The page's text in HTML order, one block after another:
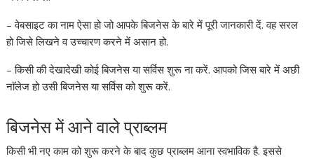
– वेबसाइट का नाम ऐसा हो जो आपके बिजनेस के बारे में पूरी जानकारी दें. वह सरल
हो जिसे लिखने व उच्चारण करने में असान हो.
– किसी की देखादेखी कोई बिजनेस या सर्विस शुरू ना करें. आपको जिस बारे में अछी
नाॅलेज हो उसी बिजनेस या सर्विस को शुरू करें.
बिजनेस में आने वाले प्राब्लम
किसी भी नए काम को शुरू करने के बाद कुछ प्राब्लम आना स्वभाविक है. इससे